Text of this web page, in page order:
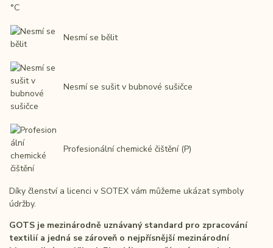
Nesmí se bělit
Nesmí se sušit v bubnové sušičce
Profesionální chemické čištění (P)
Díky členství a licenci v SOTEX vám můžeme ukázat symboly
údržby.
GOTS je mezinárodně uznávaný standard pro zpracování
textilií a jedná se zároveň o nejpřísnější mezinárodní